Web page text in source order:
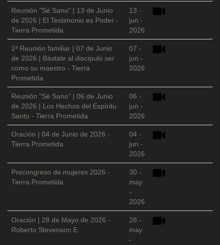
Reunión "Sé Sano" | 13 de Junio
de 2026 | El Testimonio es Poder -
Tierra Prometida
13 -
jun -
2026
1ª Reunión familiar | 07 de Junio
de 2026 | Bástale al discípulo ser
como su maestro - Tierra
Prometida
07 -
jun -
2026
Reunión "Sé Sano" | 06 de Junio
de 2026 | Los Hechos del Espíritu
Santo - Tierra Prometida
06 -
jun -
2026
Oración | 04 de Junio de 2026 -
Tierra Prometida
04 -
jun -
2026
Precongreso de mujeres 2026 -
Tierra Prometida
30 -
may
-
2026
Oración | 28 de Mayo de 2026 -
Roberto Stevenson E.
28 -
may
-